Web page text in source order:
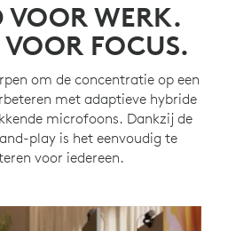
VOOR WERK.
FOCUS.
om de concentratie op een
met adaptieve hybride
microfoons. Dankzij de
play is het eenvoudig te
voor iedereen.